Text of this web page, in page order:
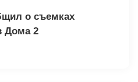
о съемках
Дома 2